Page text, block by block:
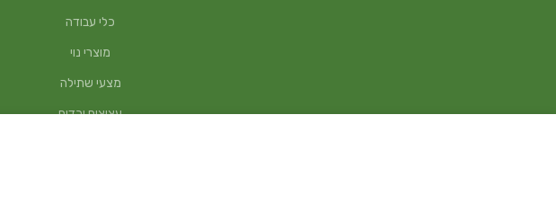
כלי עבודה
מוצרי נוי
מצעי שתילה
עציצים וכדים